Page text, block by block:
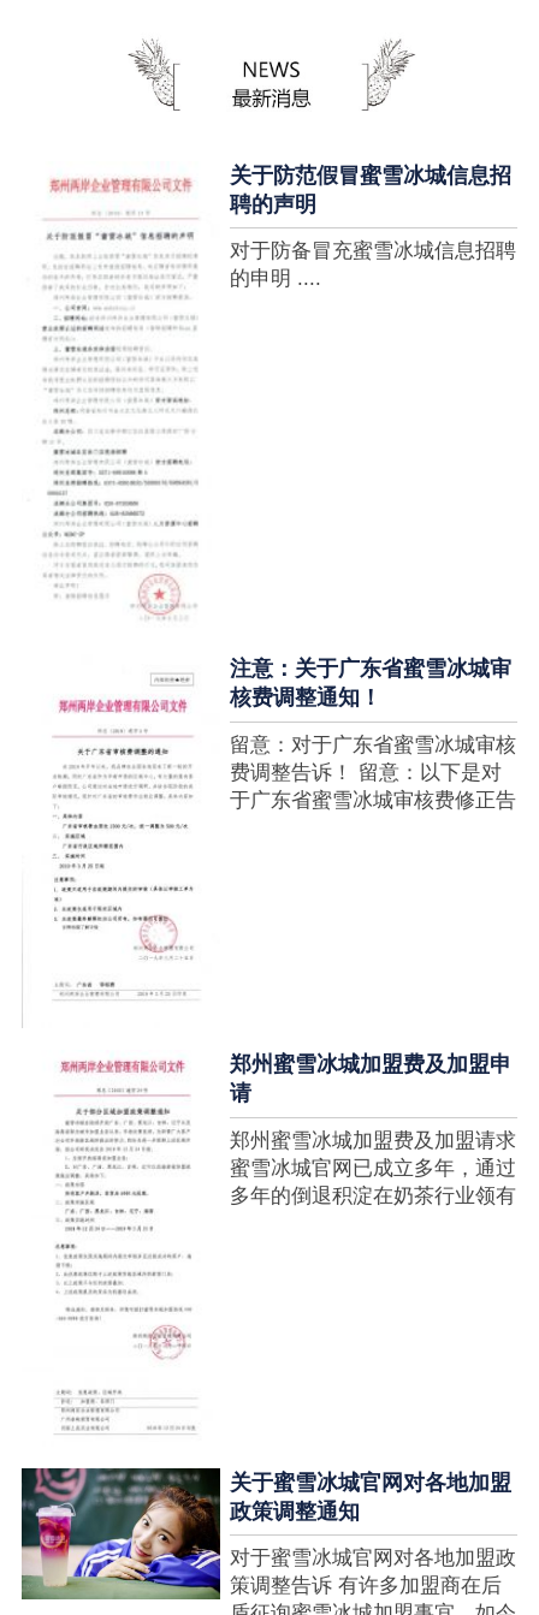
家，买多少送多少”的横幅，这
个自1997年开始营业的街边奶
茶店正逐渐展露它的锋芒。不过
关于防范假冒蜜雪冰城信息招
聘的声明
对于防备冒充蜜雪冰城信息招聘
的申明 ....
注意：关于广东省蜜雪冰城审
核费调整通知！
留意：对于广东省蜜雪冰城审核
费调整告诉！ 留意：以下是对
于广东省蜜雪冰城审核费修正告
郑州蜜雪冰城加盟费及加盟申
请
郑州蜜雪冰城加盟费及加盟请求
蜜雪冰城官网已成立多年，通过
多年的倒退积淀在奶茶行业领有
关于蜜雪冰城官网对各地加盟
政策调整通知
对于蜜雪冰城官网对各地加盟政
策调整告诉 有许多加盟商在后